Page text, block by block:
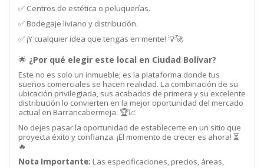
✅ Centros de estética o peluquerías.
✅ Bodegaje liviano y distribución.
✅ ¡Y cualquier idea que tengas en mente! 💡🚀
🌟 ¿Por qué elegir este local en Ciudad Bolívar?
Este no es solo un inmueble; es la plataforma donde tus
sueños comerciales se hacen realidad. La combinación de su
ubicación privilegiada, sus acabados de primera y su excelente
distribución lo convierten en la mejor oportunidad del mercado
actual en Barrancabermeja. 🏆📈
No dejes pasar la oportunidad de establecerte en un sitio que
proyecta éxito y confianza. ¡El momento de crecer es ahora! ⏳
🔥
Nota Importante: Las especificaciones, precios, áreas,